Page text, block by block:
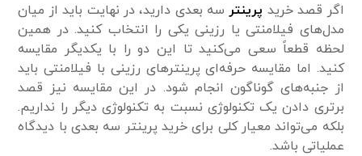
اگر قصد خرید پرینتر سه بعدی دارید، در نهایت باید از میان
مدل‌های فیلامنتی یا رزینی یکی را انتخاب کنید. در همین
لحظه قطعاً سعی می‌کنید تا این دو را با یکدیگر مقایسه
کنید. اما مقایسه حرفه‌ای پرینترهای رزینی با فیلامنتی باید
از جنبه‌های گوناگون انجام شود. در این مقایسه نیز قصد
برتری دادن یک تکنولوژی نسبت به تکنولوژی دیگر را نداریم.
بلکه می‌تواند معیار کلی برای خرید پرینتر سه بعدی با دیدگاه
عملیاتی باشد.